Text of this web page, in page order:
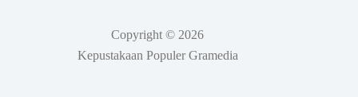
Copyright © 2026
Kepustakaan Populer Gramedia